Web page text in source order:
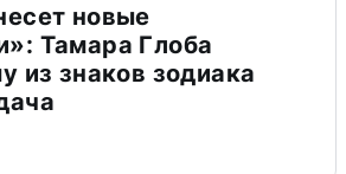
новые
Тамара Глоба
из знаков зодиака